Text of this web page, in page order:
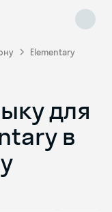
Elementary
для
в